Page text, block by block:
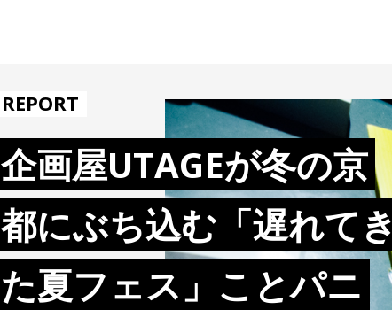
REPORT
企画屋UTAGEが冬の京
都にぶち込む「遅れてき
た夏フェス」ことパニ